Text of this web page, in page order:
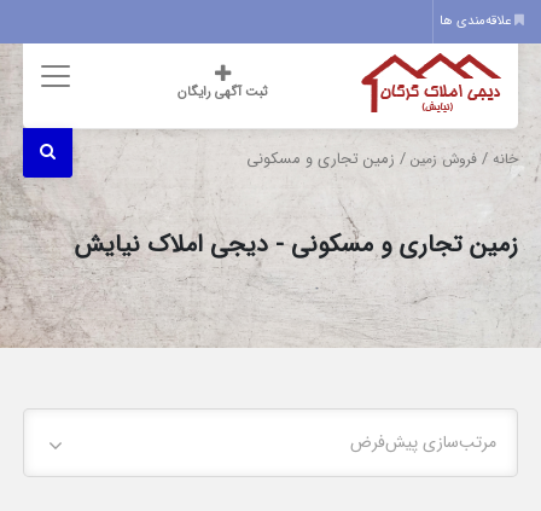
علاقه‌مندی ها
ثبت آگهی رایگان
خانه /فروش زمین / زمین تجاری و مسکونی
زمین تجاری و مسکونی - دیجی املاک نیایش
مرتب‌سازی پیش‌فرض